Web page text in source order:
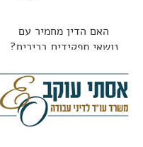
האם הדין מחמיר עם
נושאי תפקידים בכירים?